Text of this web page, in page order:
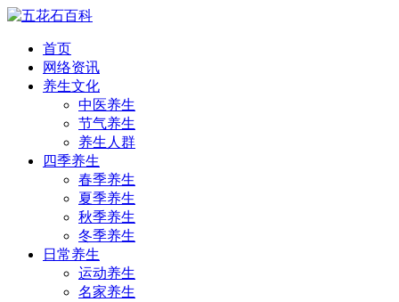
首页
网络资讯
养生文化
中医养生
节气养生
养生人群
四季养生
春季养生
夏季养生
秋季养生
冬季养生
日常养生
运动养生
名家养生